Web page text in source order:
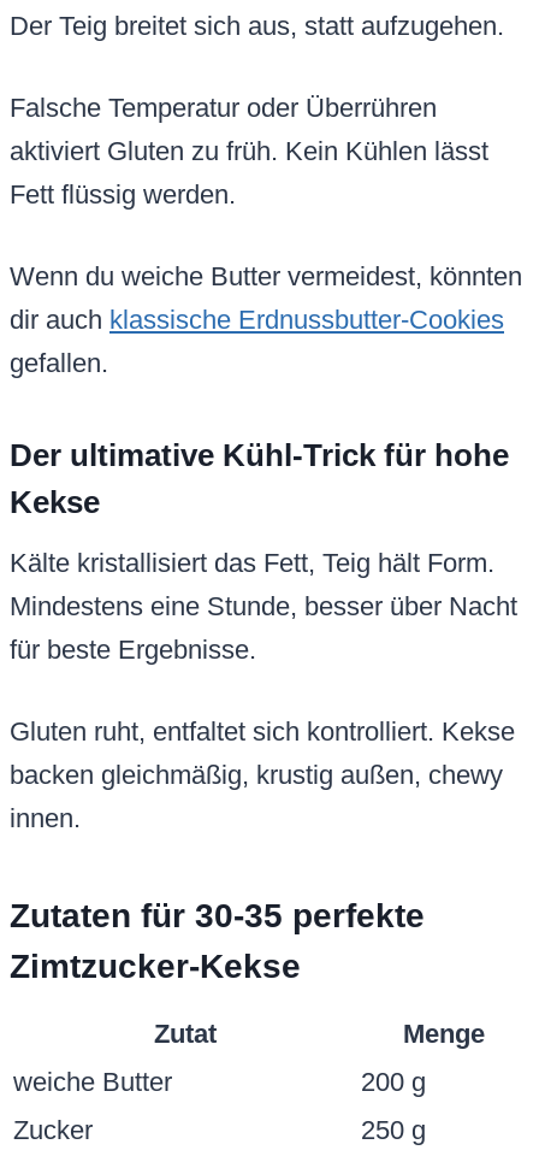
Der Teig breitet sich aus, statt aufzugehen.
Falsche Temperatur oder Überrühren
aktiviert Gluten zu früh. Kein Kühlen lässt
Fett flüssig werden.
Wenn du weiche Butter vermeidest, könnten
dir auch klassische Erdnussbutter-Cookies
gefallen.
Der ultimative Kühl-Trick für hohe
Kekse
Kälte kristallisiert das Fett, Teig hält Form.
Mindestens eine Stunde, besser über Nacht
für beste Ergebnisse.
Gluten ruht, entfaltet sich kontrolliert. Kekse
backen gleichmäßig, krustig außen, chewy
innen.
Zutaten für 30-35 perfekte
Zimtzucker-Kekse
Zutat
Menge
weiche Butter
200 g
Zucker
250 g